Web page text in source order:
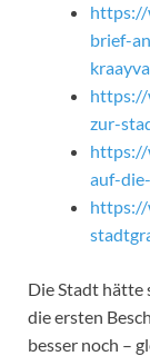
https://
brief-
zur-
auf-
https://
Die Stadt hätte
die ersten
besser noch –